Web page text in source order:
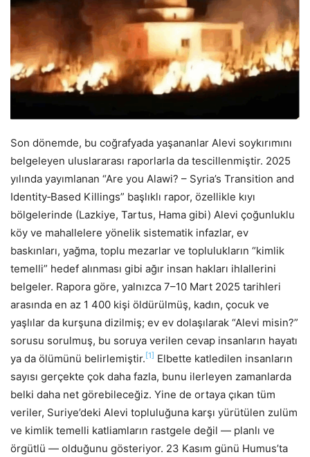
Son dönemde, bu coğrafyada yaşananlar Alevi soykırımını
belgeleyen uluslararası raporlarla da tescillenmiştir. 2025
yılında yayımlanan “Are you Alawi? – Syria’s Transition and
Identity‑Based Killings” başlıklı rapor, özellikle kıyı
bölgelerinde (Lazkiye, Tartus, Hama gibi) Alevi çoğunluklu
köy ve mahallelere yönelik sistematik infazlar, ev
baskınları, yağma, toplu mezarlar ve toplulukların “kimlik
temelli” hedef alınması gibi ağır insan hakları ihlallerini
belgeler. Rapora göre, yalnızca 7–10 Mart 2025 tarihleri
arasında en az 1 400 kişi öldürülmüş, kadın, çocuk ve
yaşlılar da kurşuna dizilmiş; ev ev dolaşılarak “Alevi misin?”
sorusu sorulmuş, bu soruya verilen cevap insanların hayatı
ya da ölümünü belirlemiştir. [1] Elbette katledilen insanların
sayısı gerçekte çok daha fazla, bunu ilerleyen zamanlarda
belki daha net görebileceğiz. Yine de ortaya çıkan tüm
veriler, Suriye’deki Alevi topluluğuna karşı yürütülen zulüm
ve kimlik temelli katliamların rastgele değil — planlı ve
örgütlü — olduğunu gösteriyor. 23 Kasım günü Humus’ta